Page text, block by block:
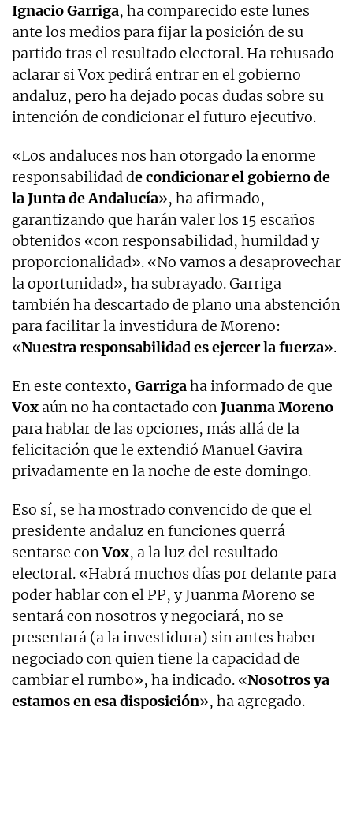
Ignacio Garriga, ha comparecido este lunes
ante los medios para fijar la posición de su
partido tras el resultado electoral. Ha rehusado
aclarar si Vox pedirá entrar en el gobierno
andaluz, pero ha dejado pocas dudas sobre su
intención de condicionar el futuro ejecutivo.
«Los andaluces nos han otorgado la enorme
responsabilidad de condicionar el gobierno de
la Junta de Andalucía», ha afirmado,
garantizando que harán valer los 15 escaños
obtenidos «con responsabilidad, humildad y
proporcionalidad». «No vamos a desaprovechar
la oportunidad», ha subrayado. Garriga
también ha descartado de plano una abstención
para facilitar la investidura de Moreno:
«Nuestra responsabilidad es ejercer la fuerza».
En este contexto, Garrigaha informado de que
Vox aún no ha contactado conJuanma Moreno
para hablar de las opciones, más allá de la
felicitación que le extendió Manuel Gavira
privadamente en la noche de este domingo.
Eso sí, se ha mostrado convencido de que el
presidente andaluz en funciones querrá
sentarse conVox, a la luz del resultado
electoral. «Habrá muchos días por delante para
poder hablar con el PP, y Juanma Moreno se
sentará con nosotros y negociará, no se
presentará (a la investidura) sin antes haber
negociado con quien tiene la capacidad de
cambiar el rumbo», ha indicado. «Nosotros ya
estamos en esa disposición», ha agregado.